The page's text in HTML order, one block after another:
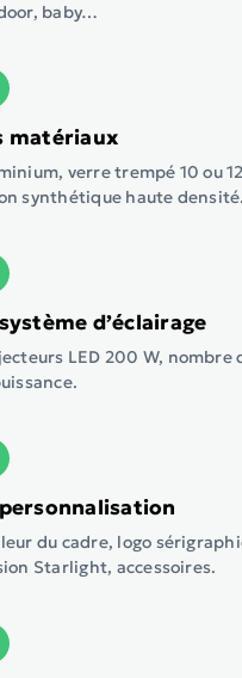
baby…
matériaux
verre trempé 10 ou
synthétique haute densité.
d’éclairage
LED 200 W, nombre
du cadre, logo
Starlight, accessoires.